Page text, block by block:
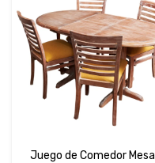
Juego de Comedor Mesa